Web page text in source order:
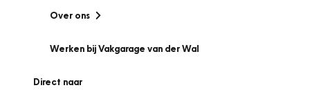
Over ons
Werken bij Vakgarage van der Wal
Direct naar